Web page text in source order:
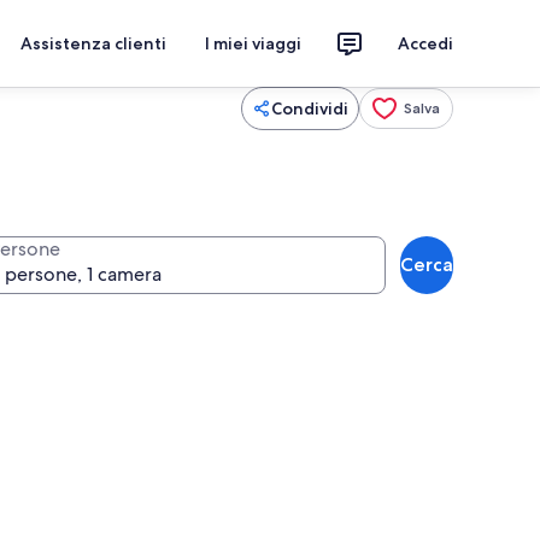
Assistenza clienti I miei viaggi Accedi
Condividi Salva
Cerca